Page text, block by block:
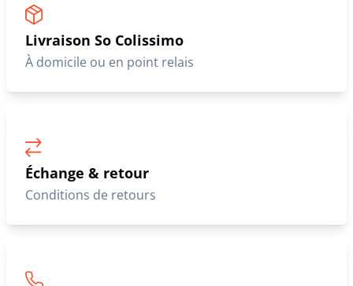
Livraison So Colissimo
À domicile ou en point relais
Échange & retour
Conditions de retours